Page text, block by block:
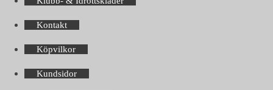
Kontakt
Köpvilkor
Kundsidor